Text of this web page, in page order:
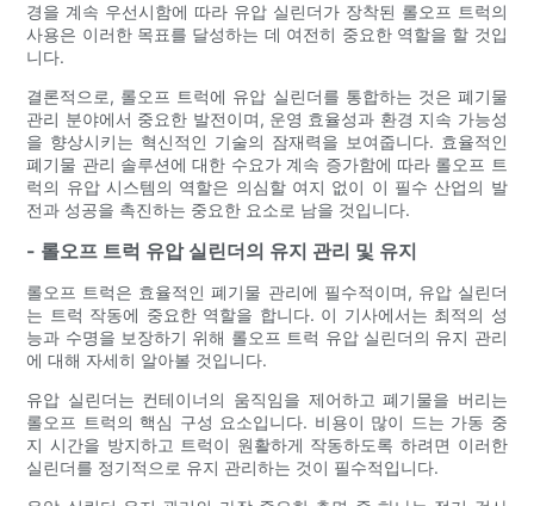
경을 계속 우선시함에 따라 유압 실린더가 장착된 롤오프 트럭의
사용은 이러한 목표를 달성하는 데 여전히 중요한 역할을 할 것입
니다.
결론적으로, 롤오프 트럭에 유압 실린더를 통합하는 것은 폐기물
관리 분야에서 중요한 발전이며, 운영 효율성과 환경 지속 가능성
을 향상시키는 혁신적인 기술의 잠재력을 보여줍니다. 효율적인
폐기물 관리 솔루션에 대한 수요가 계속 증가함에 따라 롤오프 트
럭의 유압 시스템의 역할은 의심할 여지 없이 이 필수 산업의 발
전과 성공을 촉진하는 중요한 요소로 남을 것입니다.
- 롤오프 트럭 유압 실린더의 유지 관리 및 유지
롤오프 트럭은 효율적인 폐기물 관리에 필수적이며, 유압 실린더
는 트럭 작동에 중요한 역할을 합니다. 이 기사에서는 최적의 성
능과 수명을 보장하기 위해 롤오프 트럭 유압 실린더의 유지 관리
에 대해 자세히 알아볼 것입니다.
유압 실린더는 컨테이너의 움직임을 제어하고 폐기물을 버리는
롤오프 트럭의 핵심 구성 요소입니다. 비용이 많이 드는 가동 중
지 시간을 방지하고 트럭이 원활하게 작동하도록 하려면 이러한
실린더를 정기적으로 유지 관리하는 것이 필수적입니다.